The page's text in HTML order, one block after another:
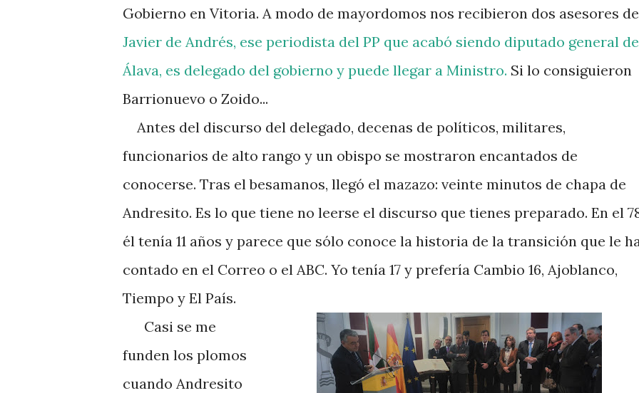
Gobierno en Vitoria. A modo de mayordomos nos recibieron dos asesores de
Javier de Andrés, ese periodista del PP que acabó siendo diputado general de
Álava, es delegado del gobierno y puede llegar a Ministro. Si lo consiguieron
Barrionuevo o Zoido...
Antes del discurso del delegado, decenas de políticos, militares,
funcionarios de alto rango y un obispo se mostraron encantados de
conocerse. Tras el besamanos, llegó el mazazo: veinte minutos de chapa de
Andresito. Es lo que tiene no leerse el discurso que tienes preparado. En el
él tenía 11 años y parece que sólo conoce la historia de la transición que le
contado en el Correo o el ABC. Yo tenía 17 y prefería Cambio 16, Ajoblanco,
Tiempo y El País.
Casi se me
funden los plomos
cuando Andresito